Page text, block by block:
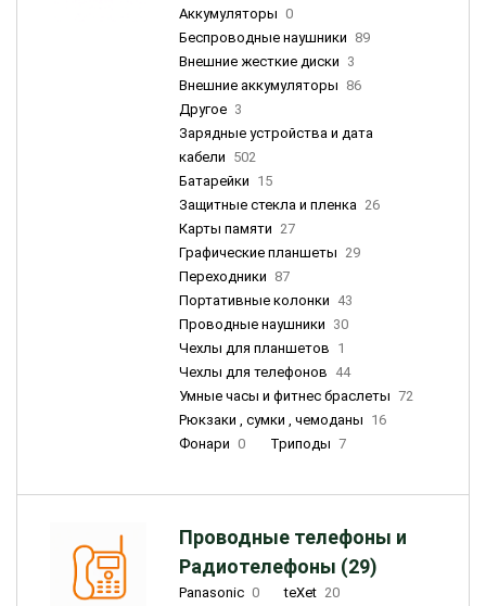
Аккумуляторы 0
Беспроводные наушники 89
Внешние жесткие диски 3
Внешние аккумуляторы 86
Другое 3
Зарядные устройства и дата
кабели 502
Батарейки 15
Защитные стекла и пленка 26
Карты памяти 27
Графические планшеты 29
Переходники 87
Портативные колонки 43
Проводные наушники 30
Чехлы для планшетов 1
Чехлы для телефонов 44
Умные часы и фитнес браслеты 72
Рюкзаки , сумки , чемоданы 16
Фонари 0 Триподы 7
Проводные телефоны и
Радиотелефоны (29)
Panasonic 0 teXet 20